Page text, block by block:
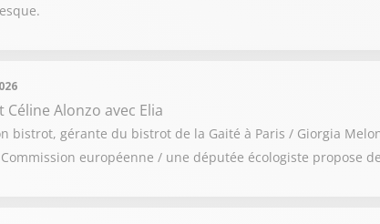
Céline Alonzo avec Elia
bistrot, gérante du bistrot de la Gaité à Paris / Giorgia
européenne / une députée écologiste propose